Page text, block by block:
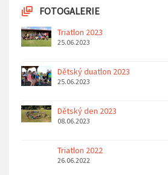
FOTOGALERIE
Triatlon 2023
25.06.2023
Dětský duatlon 2023
25.06.2023
Dětský den 2023
08.06.2023
Triatlon 2022
26.06.2022